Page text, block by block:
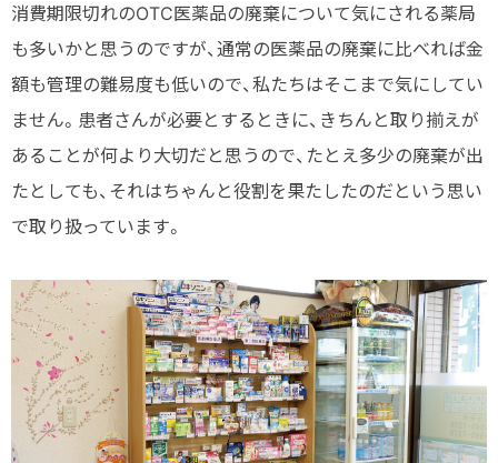
消費期限切れのOTC医薬品の廃棄について気にされる薬局
も多いかと思うのですが、通常の医薬品の廃棄に比べれば金
額も管理の難易度も低いので、私たちはそこまで気にしてい
ません。患者さんが必要とするときに、きちんと取り揃えが
あることが何より大切だと思うので、たとえ多少の廃棄が出
たとしても、それはちゃんと役割を果たしたのだという思い
で取り扱っています。